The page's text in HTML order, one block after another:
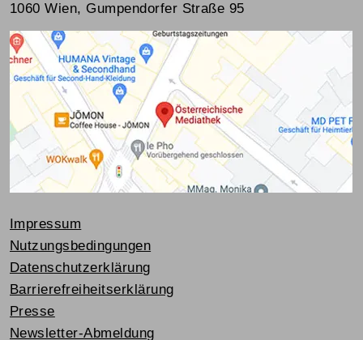
1060 Wien, Gumpendorfer Straße 95
Impressum
Nutzungsbedingungen
Datenschutzerklärung
Barrierefreiheitserklärung
Presse
Newsletter-Abmeldung